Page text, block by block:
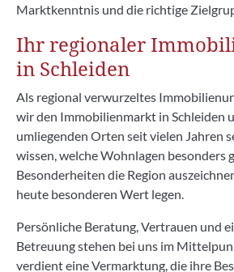
Marktkenntnis und die richtige
Ihr regionaler
in Schleiden
Als regional verwurzeltes
wir den Immobilienmarkt in Schleiden
umliegenden Orten seit vielen Jahren
wissen, welche Wohnlagen besonders
Besonderheiten die Region
heute besonderen Wert legen.
Persönliche Beratung, Vertrauen und
Betreuung stehen bei uns im
verdient eine Vermarktung, die ihre